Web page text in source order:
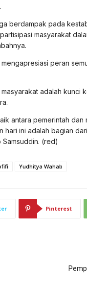
berdampak pada
masyarakat
peran
adalah kunci
antara pemerintah dan
ini adalah bagian
(red)
Yudhitya Wahab
Pinterest